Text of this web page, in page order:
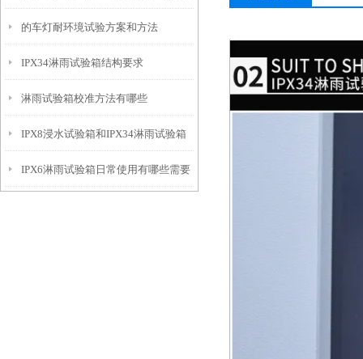
的车灯耐环境试验方案和方法
IPX34淋雨试验箱结构要求
淋雨试验箱校准方法有哪些
IPX8浸水试验箱和IPX34淋雨试验箱
的区别
IPX6淋雨试验箱日常使用有哪些需要